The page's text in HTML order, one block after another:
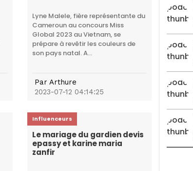
Lyne Malele, fière représentante du
Cameroun au concours Miss
Global 2023 au Vietnam, se
prépare à revêtir les couleurs de
son pays natal. A...
ParArthure
2023-07-12 04:14:25
Influenceurs
Le mariage du gardien devis
epassy et karine maria
zanfir